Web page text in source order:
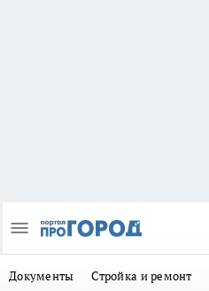
Документы Стройка и ремонт